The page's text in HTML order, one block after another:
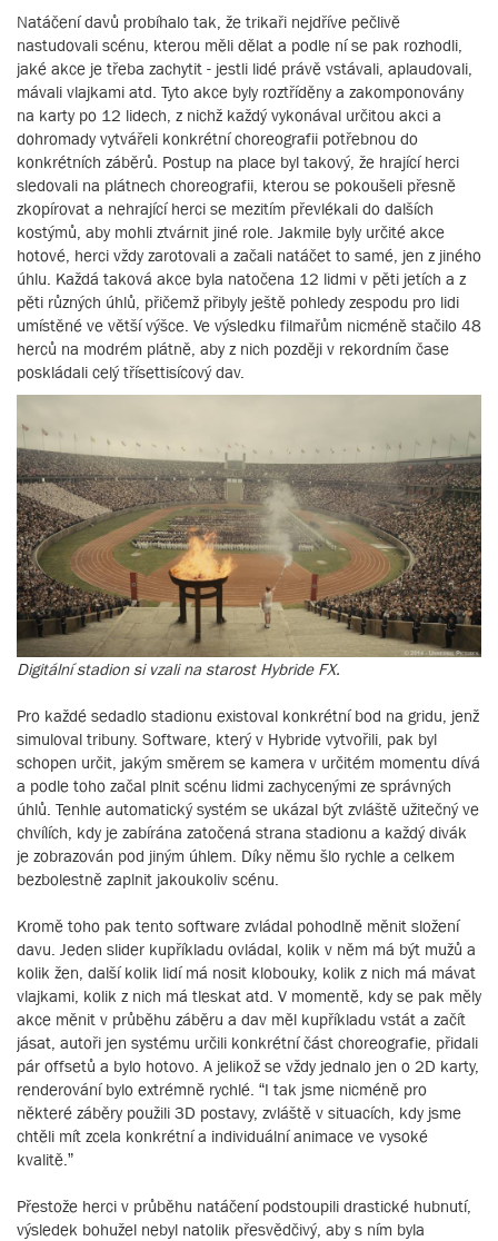
Natáčení davů probíhalo tak, že trikaři nejdříve pečlivě
nastudovali scénu, kterou měli dělat a podle ní se pak rozhodli,
jaké akce je třeba zachytit - jestli lidé právě vstávali, aplaudovali,
mávali vlajkami atd. Tyto akce byly roztříděny a zakomponovány
na karty po 12 lidech, z nichž každý vykonával určitou akci a
dohromady vytvářeli konkrétní choreografii potřebnou do
konkrétních záběrů. Postup na place byl takový, že hrající herci
sledovali na plátnech choreografii, kterou se pokoušeli přesně
zkopírovat a nehrající herci se mezitím převlékali do dalších
kostýmů, aby mohli ztvárnit jiné role. Jakmile byly určité akce
hotové, herci vždy zarotovali a začali natáčet to samé, jen z jiného
úhlu. Každá taková akce byla natočena 12 lidmi v pěti jetích a z
pěti různých úhlů, přičemž přibyly ještě pohledy zespodu pro lidi
umístěné ve větší výšce. Ve výsledku filmařům nicméně stačilo 48
herců na modrém plátně, aby z nich později v rekordním čase
poskládali celý třísettisícový dav.
Digitální stadion si vzali na starost Hybride FX.
Pro každé sedadlo stadionu existoval konkrétní bod na gridu, jenž
simuloval tribuny. Software, který v Hybride vytvořili, pak byl
schopen určit, jakým směrem se kamera v určitém momentu dívá
a podle toho začal plnit scénu lidmi zachycenými ze správných
úhlů. Tenhle automatický systém se ukázal být zvláště užitečný ve
chvílích, kdy je zabírána zatočená strana stadionu a každý divák
je zobrazován pod jiným úhlem. Díky němu šlo rychle a celkem
bezbolestně zaplnit jakoukoliv scénu.
Kromě toho pak tento software zvládal pohodlně měnit složení
davu. Jeden slider kupříkladu ovládal, kolik v něm má být mužů a
kolik žen, další kolik lidí má nosit klobouky, kolik z nich má mávat
vlajkami, kolik z nich má tleskat atd. V momentě, kdy se pak měly
akce měnit v průběhu záběru a dav měl kupříkladu vstát a začít
jásat, autoři jen systému určili konkrétní část choreografie, přidali
pár offsetů a bylo hotovo. A jelikož se vždy jednalo jen o 2D karty,
renderování bylo extrémně rychlé. “I tak jsme nicméně pro
některé záběry použili 3D postavy, zvláště v situacích, kdy jsme
chtěli mít zcela konkrétní a individuální animace ve vysoké
kvalitě.”
Přestože herci v průběhu natáčení podstoupili drastické hubnutí,
výsledek bohužel nebyl natolik přesvědčivý, aby s ním byla